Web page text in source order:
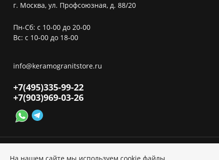
г. Москва, ул. Профсоюзная, д. 88/20
Пн-Сб: с 10-00 до 20-00
Вс: с 10-00 до 18-00
info@keramogranitstore.ru
+7(495)335-99-22
+7(903)969-03-26